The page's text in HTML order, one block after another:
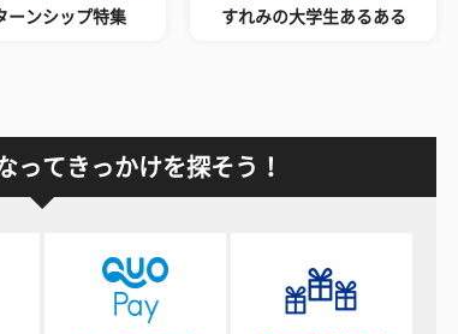
ーンシップ特集 すれみの大学生あるある
ってきっかけを探そう！